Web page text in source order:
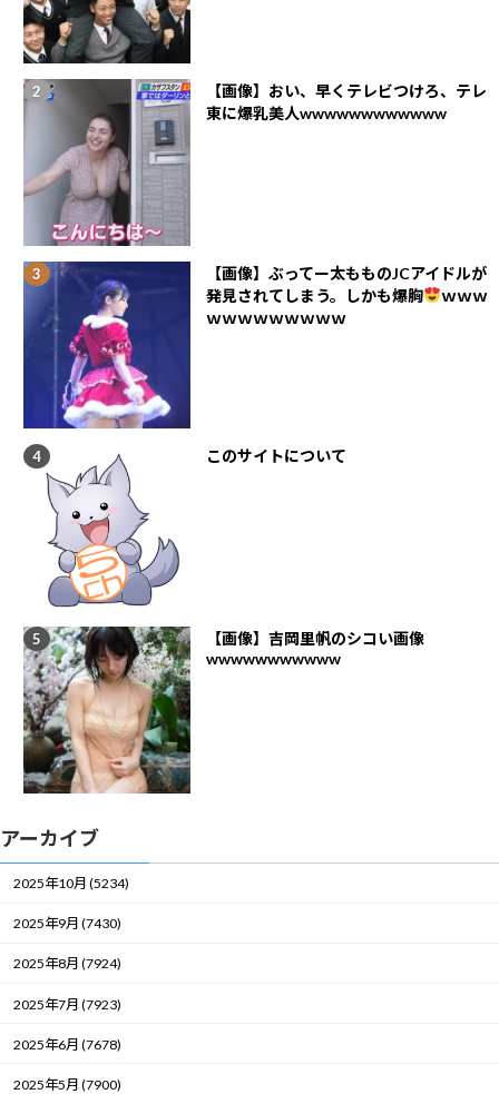
【画像】おい、早くテレビつけろ、テレ
東に爆乳美人wwwwwwwwwwww
【画像】ぶってー太もものJCアイドルが
発見されてしまう。しかも爆胸
ｗｗｗ
ｗｗｗｗｗｗｗｗｗ
このサイトについて
【画像】吉岡里帆のシコい画像
wwwwwwwwwww
アーカイブ
2025年10月 (5234)
2025年9月 (7430)
2025年8月 (7924)
2025年7月 (7923)
2025年6月 (7678)
2025年5月 (7900)